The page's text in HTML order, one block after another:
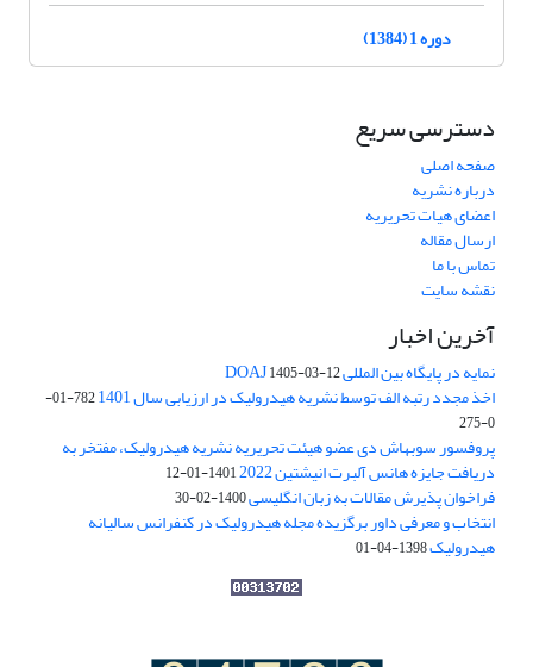
دوره 1 (1384)
دسترسی سریع
صفحه اصلی
درباره نشریه
اعضای هیات تحریریه
ارسال مقاله
تماس با ما
نقشه سایت
آخرین اخبار
نمایه در پایگاه بین المللی DOAJ1405-03-12
اخذ مجدد رتبه الف توسط نشریه هیدرولیک در ارزیابی سال 1401
782-01-
0-275
پروفسور سوبهاش دی عضو هیئت تحریریه نشریه هیدرولیک، مفتخر به
دریافت جایزه هانس آلبرت انیشتین 2022 1401-01-12
فراخوان پذیرش مقالات به زبان انگلیسی1400-02-30
انتخاب و معرفی داور برگزیده مجله هیدرولیک در کنفرانس سالیانه
هیدرولیک1398-04-01